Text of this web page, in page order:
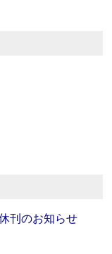
刊のお知らせ